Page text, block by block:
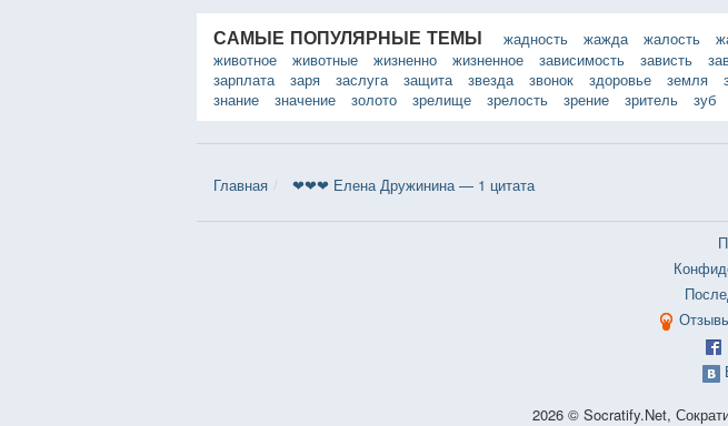
САМЫЕ ПОПУЛЯРНЫЕ ТЕМЫ жадность жажда жалость
животное
животные жизненно жизненное зависимость зависть
зарплата
заря заслуга защита звезда звонок здоровье земля
знание
значение золото зрелище зрелость зрение зритель зуб
Главная ❤❤❤ Елена Дружинина — 1 цитата
2026 © Socratify.Net,